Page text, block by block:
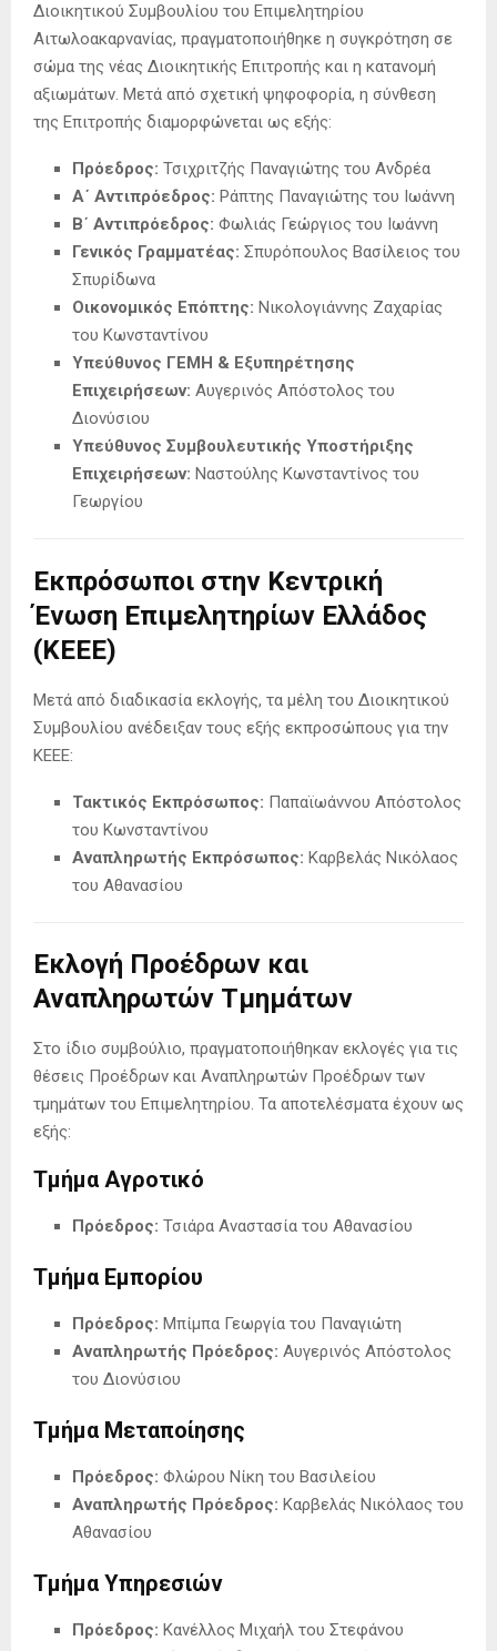
Διοικητικού Συμβουλίου του Επιμελητηρίου
Αιτωλοακαρνανίας, πραγματοποιήθηκε η συγκρότηση σε
σώμα της νέας Διοικητικής Επιτροπής και η κατανομή
αξιωμάτων. Μετά από σχετική ψηφοφορία, η σύνθεση
της Επιτροπής διαμορφώνεται ως εξής:
Πρόεδρος: Τσιχριτζής Παναγιώτης του Ανδρέα
Α΄ Αντιπρόεδρος: Ράπτης Παναγιώτης του Ιωάννη
Β΄ Αντιπρόεδρος: Φωλιάς Γεώργιος του Ιωάννη
Γενικός Γραμματέας: Σπυρόπουλος Βασίλειος του
Σπυρίδωνα
Οικονομικός Επόπτης: Νικολογιάννης Ζαχαρίας
του Κωνσταντίνου
Υπεύθυνος ΓΕΜΗ & Εξυπηρέτησης
Επιχειρήσεων: Αυγερινός Απόστολος του
Διονύσιου
Υπεύθυνος Συμβουλευτικής Υποστήριξης
Επιχειρήσεων: Ναστούλης Κωνσταντίνος του
Γεωργίου
Εκπρόσωποι στην Κεντρική
Ένωση Επιμελητηρίων Ελλάδος
(ΚΕΕΕ)
Μετά από διαδικασία εκλογής, τα μέλη του Διοικητικού
Συμβουλίου ανέδειξαν τους εξής εκπροσώπους για την
ΚΕΕΕ:
Τακτικός Εκπρόσωπος: Παπαϊωάννου Απόστολος
του Κωνσταντίνου
Αναπληρωτής Εκπρόσωπος: Καρβελάς Νικόλαος
του Αθανασίου
Εκλογή Προέδρων και
Αναπληρωτών Τμημάτων
Στο ίδιο συμβούλιο, πραγματοποιήθηκαν εκλογές για τις
θέσεις Προέδρων και Αναπληρωτών Προέδρων των
τμημάτων του Επιμελητηρίου. Τα αποτελέσματα έχουν ως
εξής:
Τμήμα Αγροτικό
Πρόεδρος: Τσιάρα Αναστασία του Αθανασίου
Τμήμα Εμπορίου
Πρόεδρος: Μπίμπα Γεωργία του Παναγιώτη
Αναπληρωτής Πρόεδρος: Αυγερινός Απόστολος
του Διονύσιου
Τμήμα Μεταποίησης
Πρόεδρος: Φλώρου Νίκη του Βασιλείου
Αναπληρωτής Πρόεδρος: Καρβελάς Νικόλαος του
Αθανασίου
Τμήμα Υπηρεσιών
Πρόεδρος: Κανέλλος Μιχαήλ του Στεφάνου